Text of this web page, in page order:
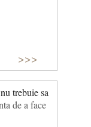
>>>
trebuie sa
de a face